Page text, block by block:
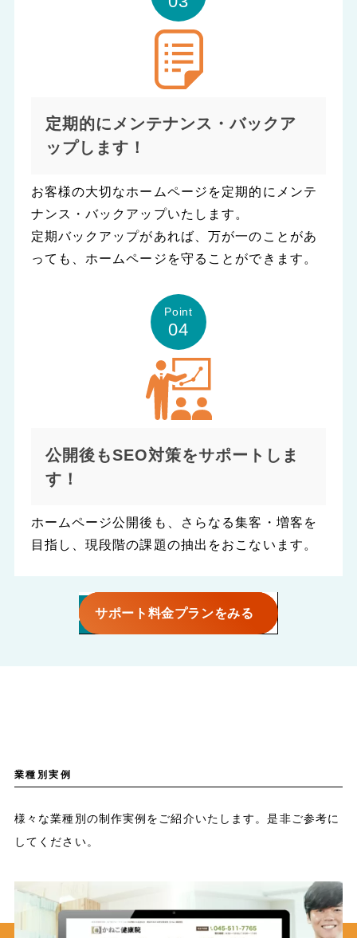
定期的にメンテナンス・バックア
ップします！
お客様の大切なホームページを定期的にメンテ
ナンス・バックアップいたします。
定期バックアップがあれば、万が一のことがあ
っても、ホームページを守ることができます。
Point
04
公開後もSEO対策をサポートしま
す！
ホームページ公開後も、さらなる集客・増客を
目指し、現段階の課題の抽出をおこないます。
サポート料金プランをみる
業種別実例
様々な業種別の制作実例をご紹介いたします。是非ご参考に
してください。